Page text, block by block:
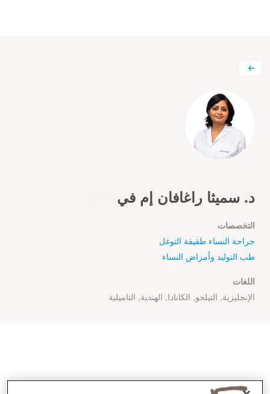
د. سميثا راغافان إم في
التخصصات
جراحة النساء طفيفة التوغل
طب التوليد وأمراض النساء
اللغات
الإنجليزية, التيلجو, الكانادا, الهندية, التاميلية